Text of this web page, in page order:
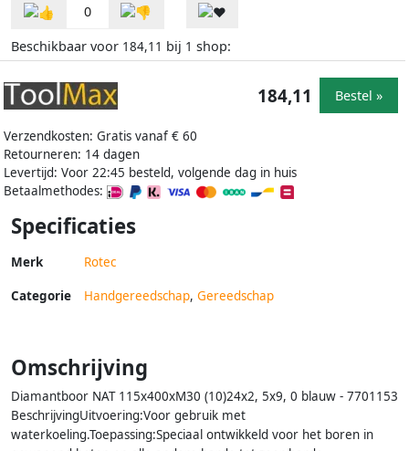
0
Beschikbaar voor 184,11 bij 1 shop:
Verzendkosten: Gratis vanaf € 60
Retourneren: 14 dagen
Levertijd: Voor 22:45 besteld, volgende dag in huis
Betaalmethodes:
184,11 Bestel »
Specificaties
Merk Rotec
Categorie Handgereedschap, Gereedschap
Omschrijving
Diamantboor NAT 115x400xM30 (10)24x2, 5x9, 0 blauw - 7701153
BeschrijvingUitvoering:Voor gebruik met
waterkoeling.Toepassing:Speciaal ontwikkeld voor het boren in